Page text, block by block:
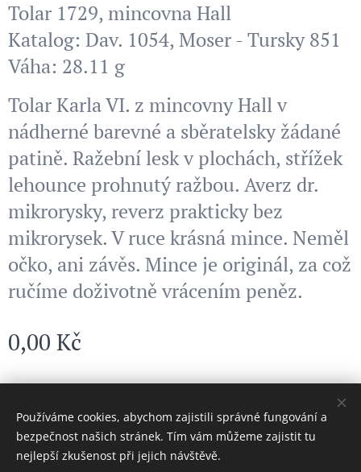
Tolar 1729, mincovna Hall
Katalog: Dav. 1054, Moser - Tursky 851
Váha: 28.11 g
Tolar Karla VI. z mincovny Hall v
nádherné barevné a sběratelsky žádané
patině. Ražební lesk v plochách, střížek
lehounce prohnutý ražbou. Averz dr.
mikrorysky, reverz prakticky bez
mikrorysek. V ruce krásná mince. Neměl
očko, ani závěs. Mince je originál, za což
ručíme doživotně vrácením peněz.
0,00 Kč
© 2024 Všechna práva vyhrazena
Cookies
Používáme cookies, abychom zajistili správné fungování a
bezpečnost našich stránek. Tím vám můžeme zajistit tu
nejlepší zkušenost při jejich návštěvě.